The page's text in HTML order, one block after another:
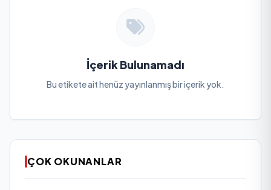
İçerik Bulunamadı
Bu etikete ait henüz yayınlanmış bir içerik yok.
ÇOK OKUNANLAR